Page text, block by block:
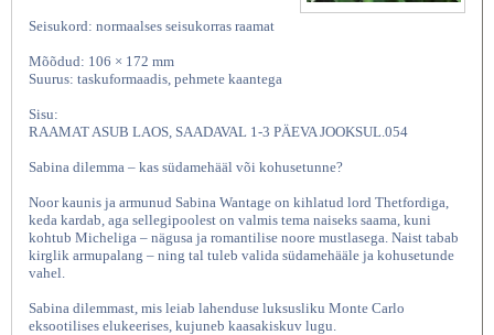
Seisukord: normaalses seisukorras raamat
Mõõdud: 106 × 172 mm
Suurus: taskuformaadis, pehmete kaantega
Sisu:
RAAMAT ASUB LAOS, SAADAVAL 1-3 PÄEVA JOOKSUL.054
Sabina dilemma – kas südamehääl või kohusetunne?
Noor kaunis ja armunud Sabina Wantage on kihlatud lord Thetfordiga,
keda kardab, aga sellegipoolest on valmis tema naiseks saama, kuni
kohtub Micheliga – nägusa ja romantilise noore mustlasega. Naist tabab
kirglik armupalang – ning tal tuleb valida südamehääle ja kohusetunde
vahel.
Sabina dilemmast, mis leiab lahenduse luksusliku Monte Carlo
eksootilises elukeerises, kujuneb kaasakiskuv lugu.